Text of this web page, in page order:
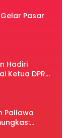
Pasar
Hadiri
Ketua DPRD
Pallawa
Jadi